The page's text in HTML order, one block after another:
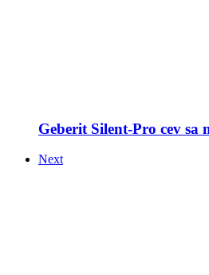
Geberit Silent-Pro cev sa
Next